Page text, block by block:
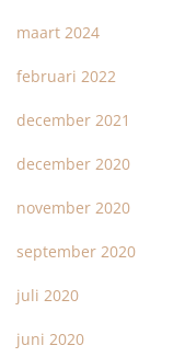
maart 2024
februari 2022
december 2021
december 2020
november 2020
september 2020
juli 2020
juni 2020